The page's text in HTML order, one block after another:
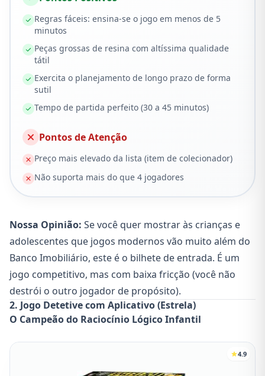
Regras fáceis: ensina-se o jogo em menos de 5
minutos
Peças grossas de resina com altíssima qualidade
tátil
Exercita o planejamento de longo prazo de forma
sutil
Tempo de partida perfeito (30 a 45 minutos)
Pontos de Atenção
Preço mais elevado da lista (item de colecionador)
Não suporta mais do que 4 jogadores
Nossa Opinião: Se você quer mostrar às crianças e
adolescentes que jogos modernos vão muito além do
Banco Imobiliário, este é o bilhete de entrada. É um
jogo competitivo, mas com baixa fricção (você não
destrói o outro jogador de propósito).
2. Jogo Detetive com Aplicativo (Estrela)
O Campeão do Raciocínio Lógico Infantil
4.9